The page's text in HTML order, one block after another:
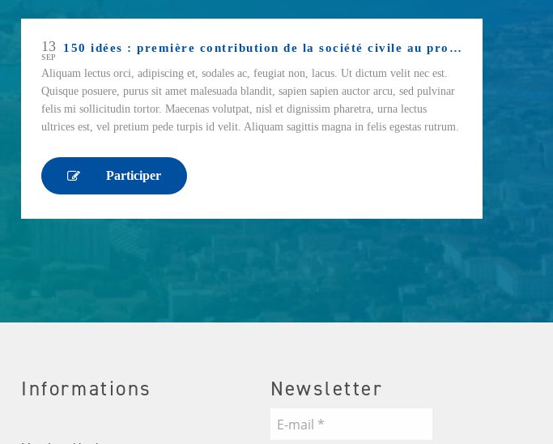
13
SEP
150 idées : première contribution de la société civile au projet de territoire
Aliquam lectus orci, adipiscing et, sodales ac, feugiat non, lacus. Ut dictum velit nec est.
Quisque posuere, purus sit amet malesuada blandit, sapien sapien auctor arcu, sed pulvinar
felis mi sollicitudin tortor. Maecenas volutpat, nisl et dignissim pharetra, urna lectus
ultrices est, vel pretium pede turpis id velit. Aliquam sagittis magna in felis egestas rutrum.
Participer
Informations Newsletter
E-